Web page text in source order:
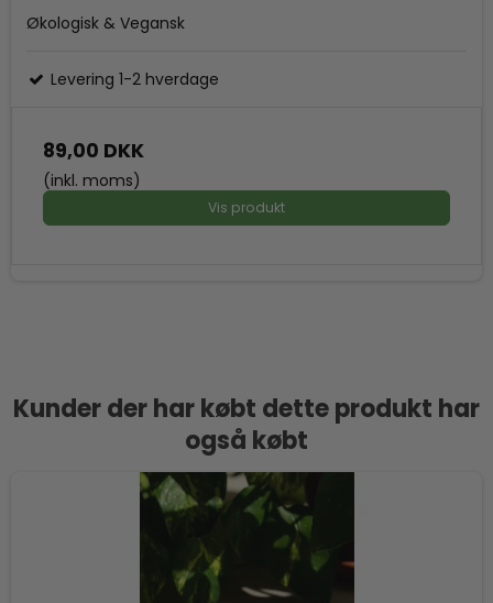
Økologisk & Vegansk
Levering 1-2 hverdage
89,00 DKK
(inkl. moms)
Vis produkt
Kunder der har købt dette produkt har
også købt